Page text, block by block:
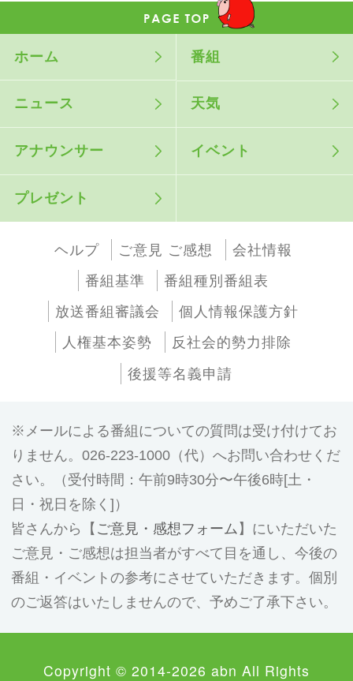
ホーム 番組
ニュース 天気
アナウンサー イベント
プレゼント
ヘルプ ご意見 ご感想
会社情報
番組基準
番組種別番組表
放送番組審議会
個人情報保護方針
人権基本姿勢
反社会的勢力排除
後援等名義申請
メールによる番組についての質問は受け付けてお
りません。026-223-1000（代）へお問い合わせくだ
さい。（受付時間：午前9時30分〜午後6時[土・
日・祝日を除く]）
皆さんから【 ご意見・感想フォーム 】にいただいた
ご意見・ご感想は担当者がすべて目を通し、今後の
番組・イベントの参考にさせていただきます。個別
のご返答はいたしませんので、予めご了承下さい。
Copyright © 2014-2026 abn All Rights